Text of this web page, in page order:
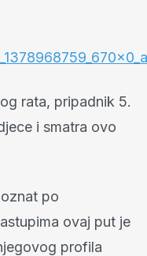
rata, pripadnik 5.
i smatra ovo
po
ovaj put je
profila